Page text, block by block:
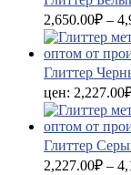
2,650.00₽ –
Глиттер
цен:
Глиттер
2,227.00₽ –